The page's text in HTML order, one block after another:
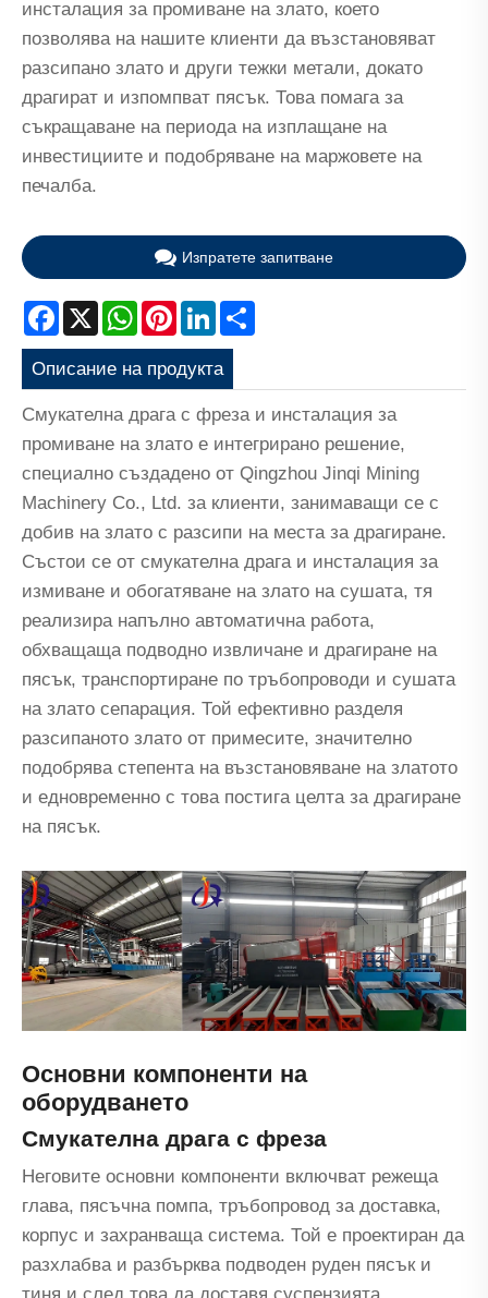
инсталация за промиване на злато, което
позволява на нашите клиенти да възстановяват
разсипано злато и други тежки метали, докато
драгират и изпомпват пясък. Това помага за
съкращаване на периода на изплащане на
инвестициите и подобряване на маржовете на
печалба.
Изпратете запитване
Facebook
X WhatsApp
PinterestLinkedIn
Описание на продукта
Смукателна драга с фреза и инсталация за
промиване на злато е интегрирано решение,
специално създадено от Qingzhou Jinqi Mining
Machinery Co., Ltd. за клиенти, занимаващи се с
добив на злато с разсипи на места за драгиране.
Състои се от смукателна драга и инсталация за
измиване и обогатяване на злато на сушата, тя
реализира напълно автоматична работа,
обхващаща подводно извличане и драгиране на
пясък, транспортиране по тръбопроводи и сушата
на злато сепарация. Той ефективно разделя
разсипаното злато от примесите, значително
подобрява степента на възстановяване на златото
и едновременно с това постига целта за драгиране
на пясък.
Основни компоненти на
оборудването
Смукателна драга с фреза
Неговите основни компоненти включват режеща
глава, пясъчна помпа, тръбопровод за доставка,
корпус и захранваща система. Той е проектиран да
разхлабва и разбърква подводен руден пясък и
тиня и след това да доставя суспензията